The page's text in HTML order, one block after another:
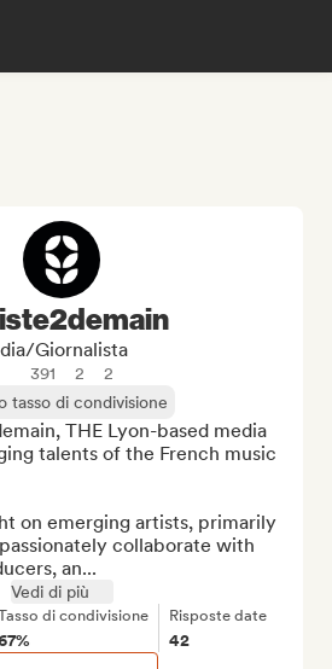
Giornalista
391 2
2
tasso di condivisione
THE Lyon-based media
talents of the French music
on emerging artists, primarily
collaborate with
an...
Vedi di più
di condivisione Risposte date
42